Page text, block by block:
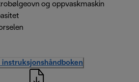
og oppvaskmaskin
instruksjonshåndboken